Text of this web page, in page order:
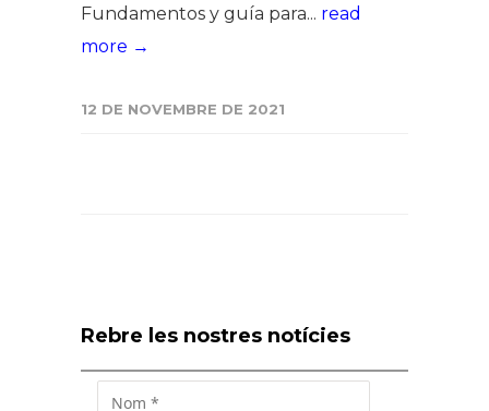
Fundamentos y guía para... read
more →
12 DE NOVEMBRE DE 2021
Rebre les nostres notícies